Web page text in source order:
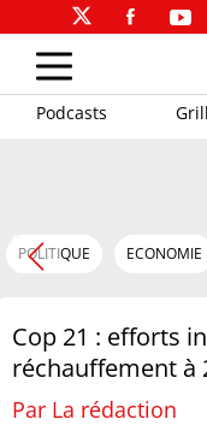
Podcasts
POLITIQUE ECONOMIE
Cop 21 : efforts
réchauffement à
Par La rédaction